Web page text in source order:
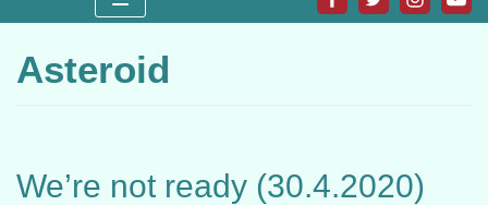
Asteroid
We’re not ready (30.4.2020)